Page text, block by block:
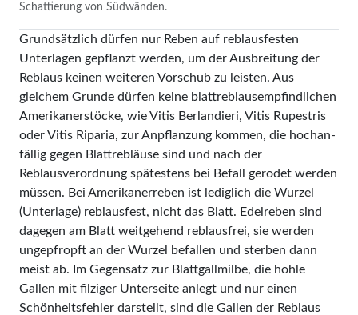
Schattierung von Südwänden.
Grundsätzlich dürfen nur Reben auf reblausfesten
Unterlagen gepflanzt werden, um der Ausbreitung der
Reblaus keinen weiteren Vorschub zu leisten. Aus
gleichem Grunde dürfen keine blattreblaus­empfindlichen
Amerikanerstöcke, wie Vitis Berlandieri, Vitis Rupestris
oder Vitis Riparia, zur Anpflanzung kommen, die hochan­
fäl­lig gegen Blattrebläuse sind und nach der
Reblausverordnung spätestens bei Befall gerodet werden
müssen. Bei Amerikanerreben ist lediglich die Wurzel
(Unterlage) reblausfest, nicht das Blatt. Edelreben sind
dagegen am Blatt weitgehend reblausfrei, sie werden
ungepfropft an der Wurzel befallen und sterben dann
meist ab. Im Gegensatz zur Blattgallmilbe, die hohle
Gallen mit filziger Unterseite anlegt und nur einen
Schönheitsfehler darstellt, sind die Gallen der Reblaus